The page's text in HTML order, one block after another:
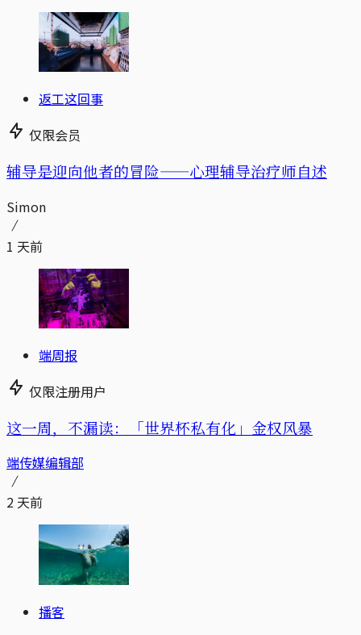
返工这回事
仅限会员
辅导是迎向他者的冒险——心理辅导治疗师自述
Simon
1 天前
端周报
仅限注册用户
这一周，不漏读：「世界杯私有化」金权风暴
端传媒编辑部
2 天前
播客